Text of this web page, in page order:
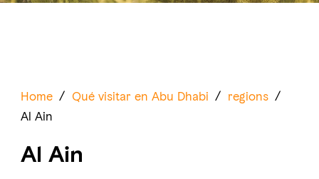
Home / Qué visitar en Abu Dhabi / regions /
Al Ain
Al Ain